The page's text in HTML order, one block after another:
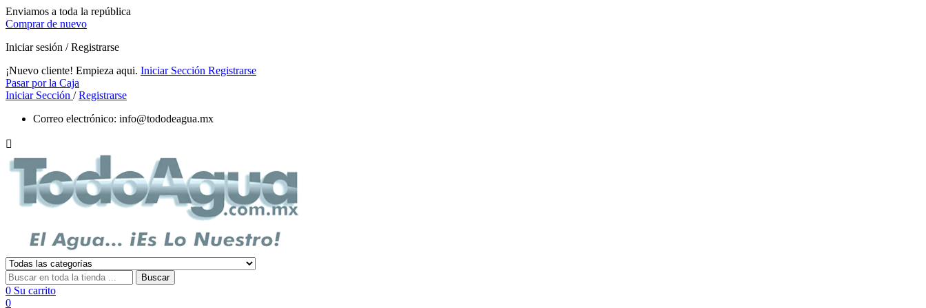
Enviamos a toda la república
Comprar de nuevo
Iniciar sesión / Registrarse
¡Nuevo cliente! Empieza aqui. Iniciar Sección Registrarse
Pasar por la Caja
Iniciar Sección /Registrarse
Correo electrónico: info@tododeagua.mx

Buscar
0 Su carrito
0